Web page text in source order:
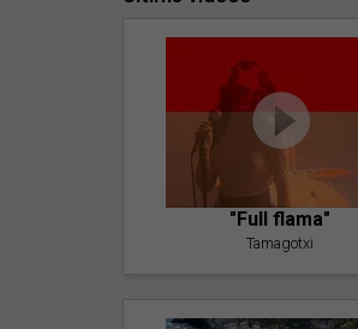
"Full flama"
Tamagotxi